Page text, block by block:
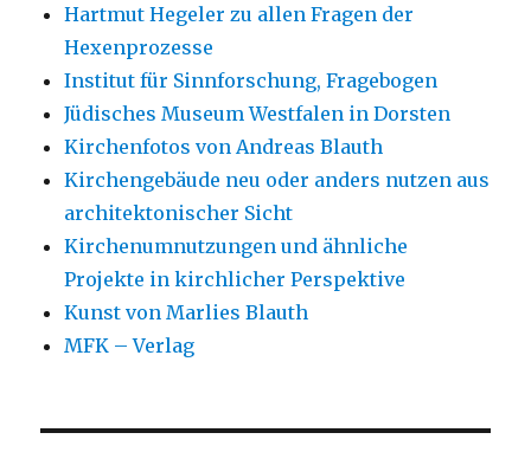
Hartmut Hegeler zu allen Fragen der
Hexenprozesse
Institut für Sinnforschung, Fragebogen
Jüdisches Museum Westfalen in Dorsten
Kirchenfotos von Andreas Blauth
Kirchengebäude neu oder anders nutzen aus
architektonischer Sicht
Kirchenumnutzungen und ähnliche
Projekte in kirchlicher Perspektive
Kunst von Marlies Blauth
MFK – Verlag